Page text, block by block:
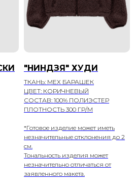
"НИНДЗЯ" ХУДИ
ТКАНЬ: МЕХ БАРАШЕК
ЦВЕТ: КОРИЧНЕВЫЙ
СОСТАВ: 100% ПОЛИЭСТЕР
ПЛОТНОСТЬ 300 ГР/М
*Готовое изделие может иметь
незначительные отклонения до 2
см.
Тональность изделия может
незначительно отличаться от
заявленного макета.